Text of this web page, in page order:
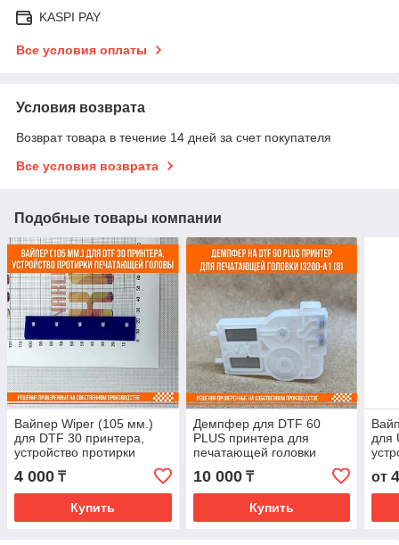
KASPI PAY
Все условия оплаты
Условия возврата
Возврат товара в течение 14 дней за счет покупателя
Все условия возврата
Подобные товары компании
Вайпер Wiper (105 мм.)
для DTF 30 принтера,
устройство протирки
печатающей головы
4 000 ₸
Купить
Демпфер для DTF 60
PLUS принтера для
печатающей головки
Epson i3200-a1 (8)
10 000₸
Купить
для
от